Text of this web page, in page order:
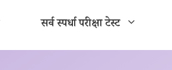
सर्व स्पर्धा परीक्षा टेस्ट